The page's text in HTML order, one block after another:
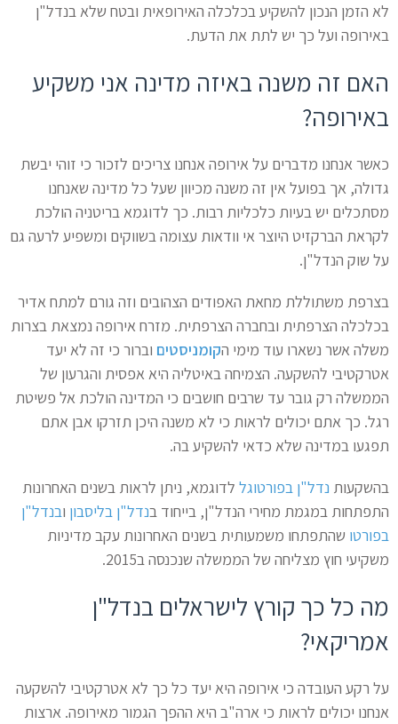
לא הזמן הנכון להשקיע בכלכלה האירופאית ובטח שלא בנדל"ן
באירופה ועל כך יש לתת את הדעת.
האם זה משנה באיזה מדינה אני משקיע
באירופה?
כאשר אנחנו מדברים על אירופה אנחנו צריכים לזכור כי זוהי יבשת
גדולה, אך בפועל אין זה משנה מכיוון שעל כל מדינה שאנחנו
מסתכלים יש בעיות כלכליות רבות. כך לדוגמא בריטניה הולכת
לקראת הברקזיט היוצר אי וודאות עצומה בשווקים ומשפיע לרעה גם
על שוק הנדל"ן.
בצרפת משתוללת מחאת האפודים הצהובים וזה גורם למתח אדיר
בכלכלה הצרפתית ובחברה הצרפתית. מזרח אירופה נמצאת בצרות
משלה אשר נשארו עוד מימי הקומניסטים וברור כי זה לא יעד
אטרקטיבי להשקעה. הצמיחה באיטליה היא אפסית והגרעון של
הממשלה רק גובר עד שרבים חושבים כי המדינה הולכת אל פשיטת
רגל. כך אתם יכולים לראות כי לא משנה היכן תזרקו אבן אתם
תפגעו במדינה שלא כדאי להשקיע בה.
בהשקעות נדל"ן בפורטוגל לדוגמא, ניתן לראות בשנים האחרונות
התפתחות במגמת מחירי הנדל"ן, בייחוד בנדל"ן בליסבון ובנדל"ן
בפורטו שהתפתחו משמעותית בשנים האחרונות עקב מדיניות
משקיעי חוץ מצליחה של הממשלה שנכנסה ב2015.
מה כל כך קורץ לישראלים בנדל"ן
אמריקאי?
על רקע העובדה כי אירופה היא יעד כל כך לא אטרקטיבי להשקעה
אנחנו יכולים לראות כי ארה"ב היא ההפך הגמור מאירופה. ארצות